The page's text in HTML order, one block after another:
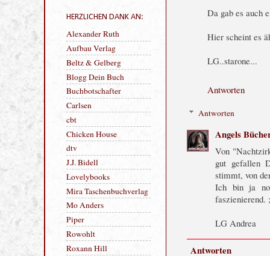
Da gab es auch
Hier scheint es
LG..starone...
Antworten
Antworten
Angels
Von
gut gefallen
stimmt, von
Ich bin ja
faszienierend.
LG Andrea
Antworten
HERZLICHEN DANK AN:
Alexander Ruth
Aufbau Verlag
Beltz & Gelberg
Blogg Dein Buch
Buchbotschafter
Carlsen
cbt
Chicken House
dtv
J.J. Bidell
Lovelybooks
Mira Taschenbuchverlag
Mo Anders
Piper